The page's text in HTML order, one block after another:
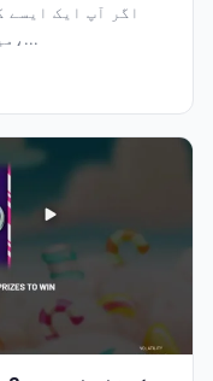
اگر آپ ایک ایسے
میڈیا کی تیز رفتار دنیا سے متاثر ہو،...